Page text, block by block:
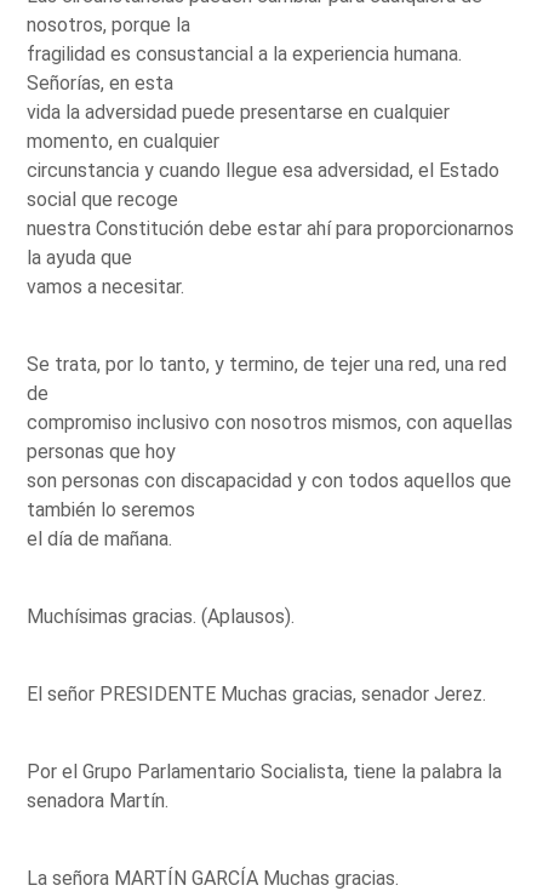
nosotros, porque la
fragilidad es consustancial a la experiencia humana.
Señorías, en esta
vida la adversidad puede presentarse en cualquier
momento, en cualquier
circunstancia y cuando llegue esa adversidad, el Estado
social que recoge
nuestra Constitución debe estar ahí para proporcionarnos
la ayuda que
vamos a necesitar.
Se trata, por lo tanto, y termino, de tejer una red, una red
de
compromiso inclusivo con nosotros mismos, con aquellas
personas que hoy
son personas con discapacidad y con todos aquellos que
también lo seremos
el día de mañana.
Muchísimas gracias. (Aplausos).
El señor PRESIDENTE Muchas gracias, senador Jerez.
Por el Grupo Parlamentario Socialista, tiene la palabra la
senadora Martín.
La señora MARTÍN GARCÍA Muchas gracias.